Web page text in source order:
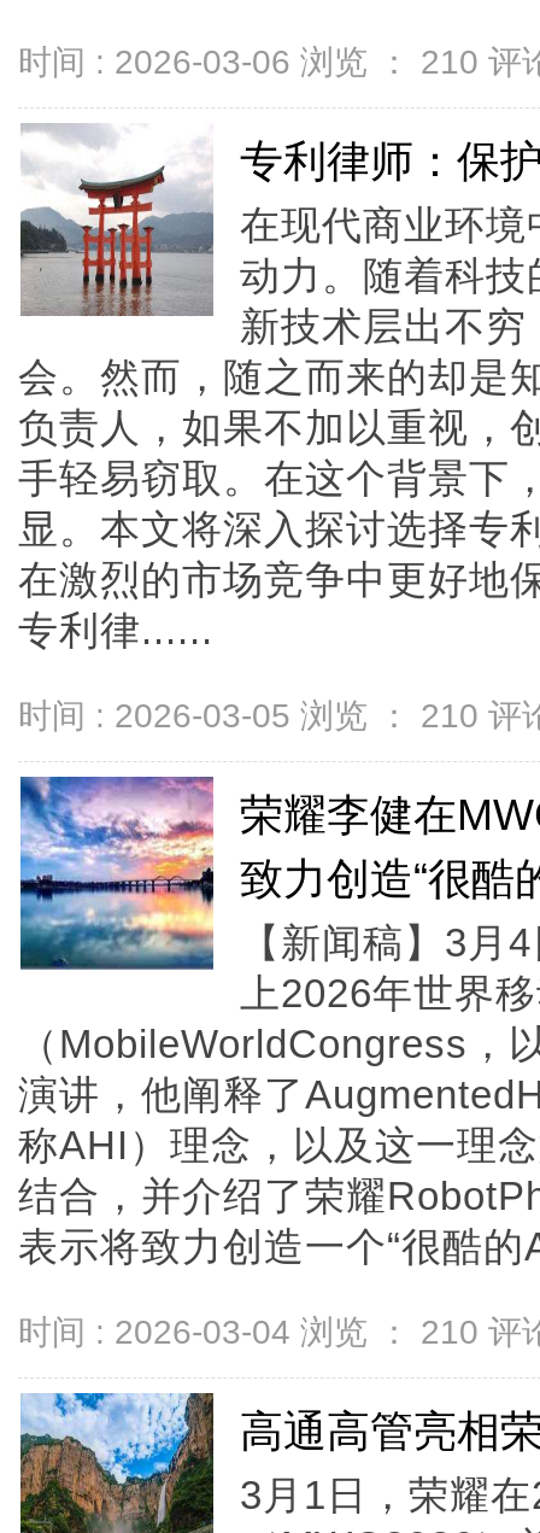
时间 : 2026-03-06 浏览 ： 210 评
专利律师：保
在现代商业环
动力。随着科
新技术层出不
会。然而，随之而来的却是
负责人，如果不加以重视，
手轻易窃取。在这个背景下
显。本文将深入探讨选择专
在激烈的市场竞争中更好地
专利律......
时间 : 2026-03-05 浏览 ： 210 评
荣耀李健在
致力创造“很酷
【新闻稿】3月
上2026年世界
（MobileWorldCongress，
演讲，他阐释了
称AHI）理念，以及这一理
结合，并介绍了荣耀
表示将致力创造一个“很酷
时间 : 2026-03-04 浏览 ： 210 评
高通高管亮相
3月1日，荣耀